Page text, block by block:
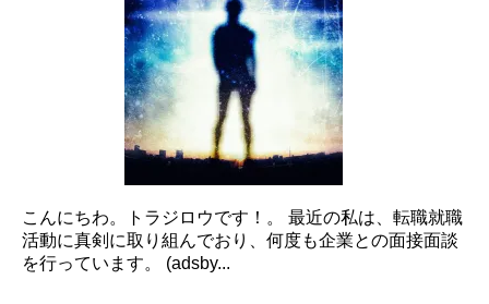
こんにちわ。トラジロウです！。 最近の私は、転職就職
活動に真剣に取り組んでおり、何度も企業との面接面談
を行っています。 (adsby...